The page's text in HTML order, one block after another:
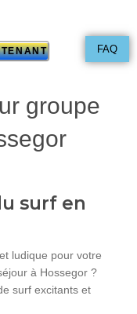
FAQ
groupe
surf en
ludique pour votre
à Hossegor ?
surf excitants et